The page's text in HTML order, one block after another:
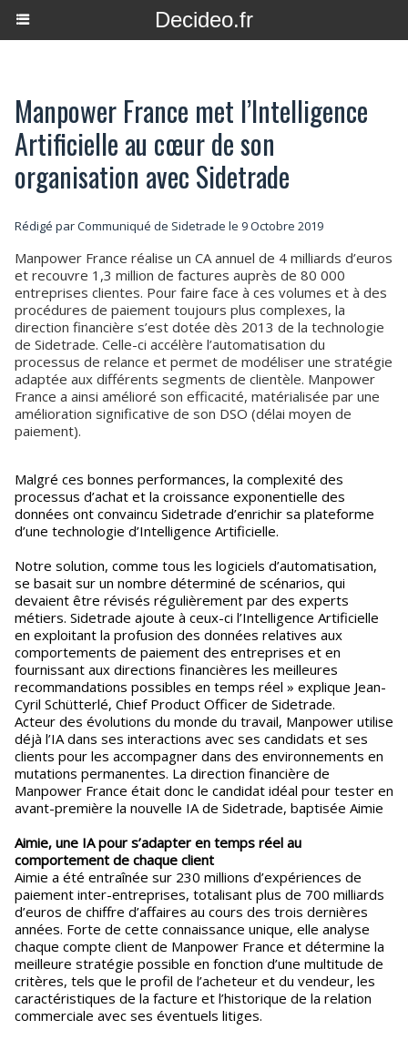
Decideo.fr
Manpower France met l’Intelligence
Artificielle au cœur de son
organisation avec Sidetrade
Rédigé par Communiqué de Sidetrade le 9 Octobre 2019
Manpower France réalise un CA annuel de 4 milliards d’euros
et recouvre 1,3 million de factures auprès de 80 000
entreprises clientes. Pour faire face à ces volumes et à des
procédures de paiement toujours plus complexes, la
direction financière s’est dotée dès 2013 de la technologie
de Sidetrade. Celle-ci accélère l’automatisation du
processus de relance et permet de modéliser une stratégie
adaptée aux différents segments de clientèle. Manpower
France a ainsi amélioré son efficacité, matérialisée par une
amélioration significative de son DSO (délai moyen de
paiement).
Malgré ces bonnes performances, la complexité des
processus d’achat et la croissance exponentielle des
données ont convaincu Sidetrade d’enrichir sa plateforme
d’une technologie d’Intelligence Artificielle.
Notre solution, comme tous les logiciels d’automatisation,
se basait sur un nombre déterminé de scénarios, qui
devaient être révisés régulièrement par des experts
métiers. Sidetrade ajoute à ceux-ci l’Intelligence Artificielle
en exploitant la profusion des données relatives aux
comportements de paiement des entreprises et en
fournissant aux directions financières les meilleures
recommandations possibles en temps réel » explique Jean-
Cyril Schütterlé, Chief Product Officer de Sidetrade.
Acteur des évolutions du monde du travail, Manpower utilise
déjà l’IA dans ses interactions avec ses candidats et ses
clients pour les accompagner dans des environnements en
mutations permanentes. La direction financière de
Manpower France était donc le candidat idéal pour tester en
avant-première la nouvelle IA de Sidetrade, baptisée Aimie
Aimie, une IA pour s’adapter en temps réel au
comportement de chaque client
Aimie a été entraînée sur 230 millions d’expériences de
paiement inter-entreprises, totalisant plus de 700 milliards
d’euros de chiffre d’affaires au cours des trois dernières
années. Forte de cette connaissance unique, elle analyse
chaque compte client de Manpower France et détermine la
meilleure stratégie possible en fonction d’une multitude de
critères, tels que le profil de l’acheteur et du vendeur, les
caractéristiques de la facture et l’historique de la relation
commerciale avec ses éventuels litiges.